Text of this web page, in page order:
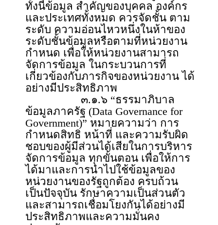
ทั้งนี้ข้อมูล สำคัญของบุคคล องค์กร
และประเทศทั้งหมด ควรจัดชั้น ตาม
ระดับ ความอ่อนไหวหนึ่งในห้าของ
ระดับชั้นข้อมูลหรือตามที่หน่วยงาน
กำหนด เพื่อให้หน่วยงานสามารถ
จัดการข้อมูล ในกระบวนการที่
เกี่ยวข้องกับภารกิจของหน่วยงาน ได้
อย่างมีประสิทธิภาพ
๓.๑.๖ “ธรรมาภิบาล
ข้อมูลภาครัฐ (Data Governance for
Government)” หมายความว่า การ
กำหนดสิทธิ หน้าที่ และความรับผิด
ชอบของผู้มีส่วนได้เสียในการบริหาร
จัดการข้อมูล ทุกขั้นตอน เพื่อให้การ
ได้มาและการนำไปใช้ข้อมูลของ
หน่วยงานของรัฐถูกต้อง ครบถ้วน
เป็นปัจจุบัน รักษาความเป็นส่วนตัว
และสามารถเชื่อมโยงกันได้อย่างมี
ประสิทธิภาพและความมั่นคง